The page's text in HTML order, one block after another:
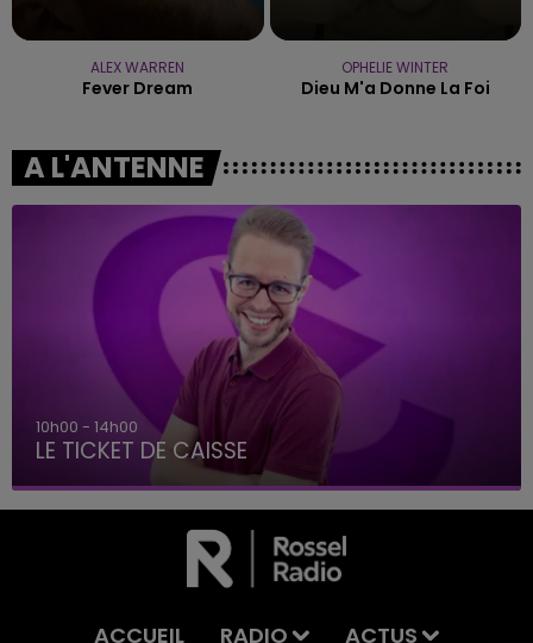
ALEX WARREN
Fever Dream
OPHELIE WINTER
Dieu M'a Donne La Foi
A L'ANTENNE
10h00 - 14h00
LE TICKET DE CAISSE
ACCUEIL RADIO ACTUS